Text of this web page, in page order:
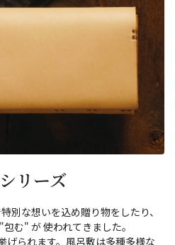
リーズ
別な想いを込め贈り物をしたり、
む" が 使われてきました。
げられます。風呂敷は多種多様な